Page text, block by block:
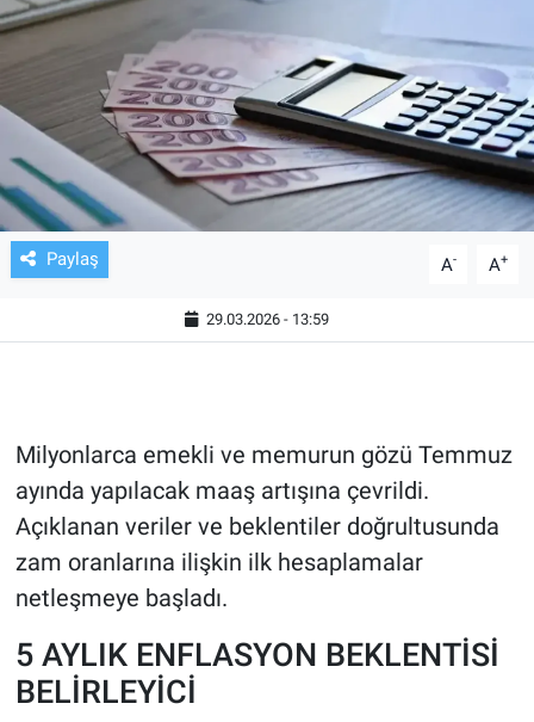
Paylaş A- A+
29.03.2026 - 13:59
Milyonlarca emekli ve memurun gözü Temmuz
ayında yapılacak maaş artışına çevrildi.
Açıklanan veriler ve beklentiler doğrultusunda
zam oranlarına ilişkin ilk hesaplamalar
netleşmeye başladı.
5 AYLIK ENFLASYON BEKLENTİSİ
BELİRLEYİCİ
TV VE SİNEMA
BASKETBOL
SAĞLIK
GENEL
KÜLTÜR SANAT
EĞİTİM
ÇEVRE
HABERDE İNSAN
SPOR